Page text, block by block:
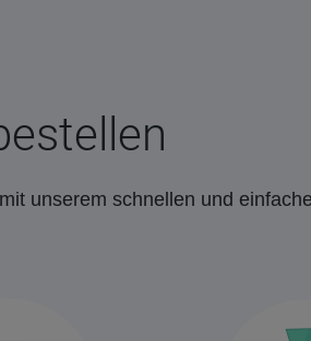
unserem schnellen und